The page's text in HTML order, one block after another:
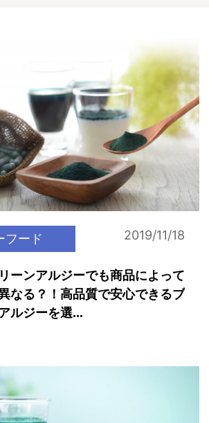
フード 2019/11/18
ーンアルジーでも商品によって
なる？！高品質で安心できるブ
ルジーを選...